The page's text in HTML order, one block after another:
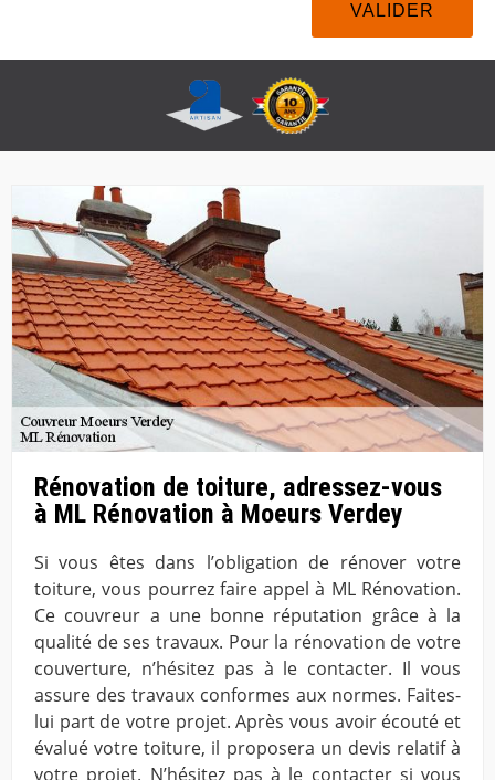
Rénovation de toiture, adressez-vous
à ML Rénovation à Moeurs Verdey
Si vous êtes dans l’obligation de rénover votre
toiture, vous pourrez faire appel à ML Rénovation.
Ce couvreur a une bonne réputation grâce à la
qualité de ses travaux. Pour la rénovation de votre
couverture, n’hésitez pas à le contacter. Il vous
assure des travaux conformes aux normes. Faites-
lui part de votre projet. Après vous avoir écouté et
évalué votre toiture, il proposera un devis relatif à
votre projet. N’hésitez pas à le contacter si vous